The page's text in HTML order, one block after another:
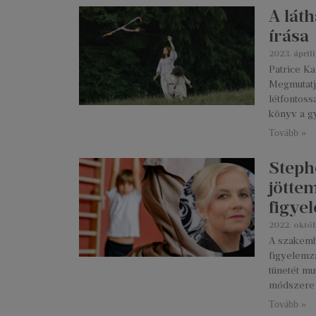
A
írása
2023.
Patrice
könyv a
Tovább »
2022.
A
tünetét
Tovább »